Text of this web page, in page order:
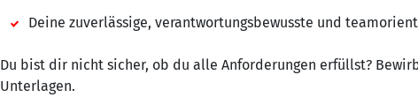
Deine zuverlässige, verantwortungsbewusste und
Du bist dir nicht sicher, ob du alle Anforderungen erfüllst?
Unterlagen.